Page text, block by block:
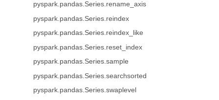
pyspark.pandas.Series.rename_axis
pyspark.pandas.Series.reindex
pyspark.pandas.Series.reindex_like
pyspark.pandas.Series.reset_index
pyspark.pandas.Series.sample
pyspark.pandas.Series.searchsorted
pyspark.pandas.Series.swaplevel